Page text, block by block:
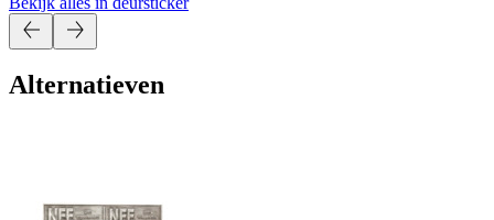
Alternatieven